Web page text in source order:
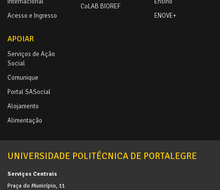
Acesso e Ingresso
CoLAB BIOREF
ENOVE+
APOIAR
Serviços de Ação
Social
Comunique
Portal SASocial
Alojamento
Alimentação
UNIVERSIDADE POLITÉCNICA DE PORTALEGRE
Serviços Centrais
Praça do Município, 11